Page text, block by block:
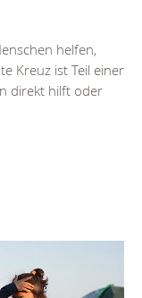
helfen,
Kreuz ist Teil einer
direkt hilft oder